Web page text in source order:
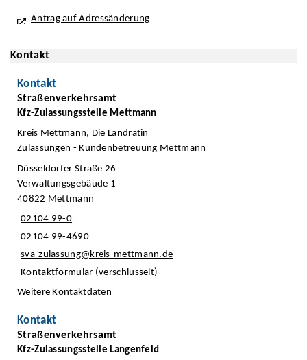
Antrag auf Adressänderung
Kontakt
Kontakt
Straßenverkehrsamt
Kfz-Zulassungsstelle Mettmann
Kreis Mettmann, Die Landrätin
Zulassungen - Kundenbetreuung Mettmann
Düsseldorfer Straße 26
Verwaltungsgebäude 1
40822 Mettmann
02104 99-0
02104 99-4690
sva-zulassung@kreis-mettmann.de
Kontaktformular (verschlüsselt)
Weitere Kontaktdaten
Kontakt
Straßenverkehrsamt
Kfz-Zulassungsstelle Langenfeld